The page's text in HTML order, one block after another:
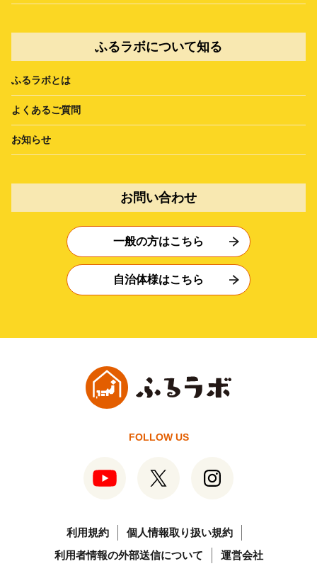
ふるラボについて知る
ふるラボとは
よくあるご質問
お知らせ
お問い合わせ
一般の方はこちら
自治体様はこちら
FOLLOW US
利用規約
個人情報取り扱い規約
利用者情報の外部送信について
運営会社